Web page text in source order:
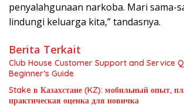
penyalahgunaan narkoba. Mari sama-
lindungi keluarga kita,” tandasnya.
Berita Terkait
Club House Customer Support and Service
Beginner’s Guide
Stake в Казахстане (KZ): мобильный опыт,
практическая оценка для новичка